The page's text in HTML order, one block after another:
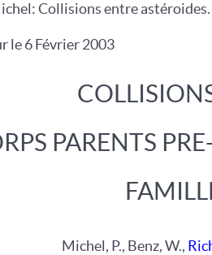
Collisions entre astéroides.
le 6 Février 2003
PARENTS
Michel, P., Benz, W.,